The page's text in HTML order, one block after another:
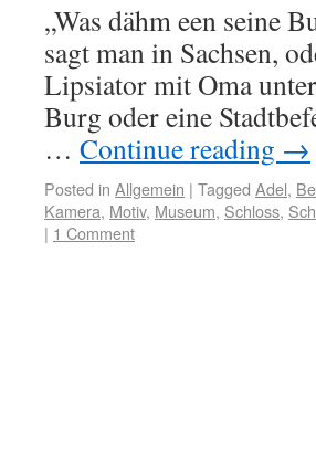
„Was dähm een seine
sagt man in Sachsen,
Lipsiator mit Oma
Burg oder eine
… Continue reading →
Posted in Allgemein | Tagged Adel,
Kamera, Motiv, Museum, Schloss,
| 1 Comment